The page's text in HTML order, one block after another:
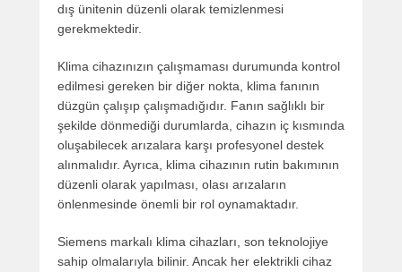
dış ünitenin düzenli olarak temizlenmesi
gerekmektedir.
Klima cihazınızın çalışmaması durumunda kontrol
edilmesi gereken bir diğer nokta, klima fanının
düzgün çalışıp çalışmadığıdır. Fanın sağlıklı bir
şekilde dönmediği durumlarda, cihazın iç kısmında
oluşabilecek arızalara karşı profesyonel destek
alınmalıdır. Ayrıca, klima cihazının rutin bakımının
düzenli olarak yapılması, olası arızaların
önlenmesinde önemli bir rol oynamaktadır.
Siemens markalı klima cihazları, son teknolojiye
sahip olmalarıyla bilinir. Ancak her elektrikli cihaz